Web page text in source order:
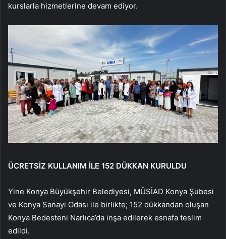
kurslarla hizmetlerine devam ediyor.
ÜCRETSİZ KULLANIM İLE 152 DÜKKAN KURULDU
Yine Konya Büyükşehir Belediyesi, MÜSİAD Konya Şubesi
ve Konya Sanayi Odası ile birlikte; 152 dükkandan oluşan
Konya Bedesteni Narlıca’da inşa edilerek esnafa teslim
edildi.